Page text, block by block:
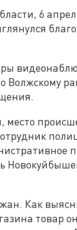
6
Волжскому
Как
товар